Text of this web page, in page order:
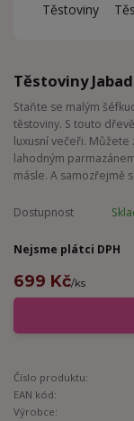
Těstoviny
Staňte se malým
těstoviny. S touto
luxusní večeři.
lahodným
másle. A samozřejmě
Dostupnost
Nejsme plátci DPH
699 Kč/ks
Číslo produktu:
EAN kód:
Výrobce: